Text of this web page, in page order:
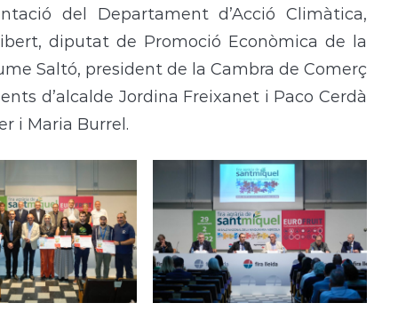
del Departament d’Acció Climàtica,
diputat de Promoció Econòmica de la
Saltó, president de la Cambra de Comerç
d’alcalde Jordina Freixanet i Paco Cerdà
i Maria Burrel.